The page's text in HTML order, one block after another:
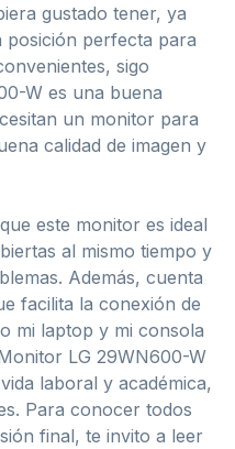
gustado tener, ya
perfecta para
sigo
W es una buena
un monitor para
calidad de imagen y
este monitor es ideal
al mismo tiempo y
Además, cuenta
facilita la conexión de
mi laptop y mi consola
LG 29WN600-W
laboral y académica,
Para conocer todos
final, te invito a leer